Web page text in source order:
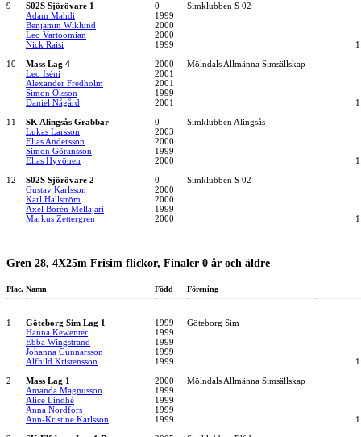
9
S02S Sjörövare 1 0
Simklubben S 02
Adam Mahdi
1999
Benjamin Wiklund
2000
Leo Vartoomian
2000
Nick Raisi
1999
10
Mass Lag 4 2000
Mölndals Allmänna Simsällskap
Leo Iséni
2001
Alexander Fredholm
2001
Simon Olsson
1999
Daniel Någård
2001
11
SK Alingsås Grabbar 0
Simklubben Alingsås
Lukas Larsson
2003
Elias Andersson
2000
Simon Göransson
1999
Elias Hyvönen
2000
12
S02S Sjörövare 2 0
Simklubben S 02
Gustav Karlsson
2000
Karl Hallström
2000
Axel Borén Mellajari
1999
Markus Zettergren
2000
Gren 28, 4X25m Frisim flickor, Finaler 0 år och äldre
Plac. Namn Född Förening
1 Göteborg Sim Lag 1 1999
Göteborg Sim
Hanna Kewenter
1999
Ebba Wingstrand
1999
Johanna Gunnarsson
1999
Alfhild Kristensson
1999
2
Mass Lag 1 2000
Mölndals Allmänna Simsällskap
Amanda Magnusson
1999
Alice Lindhé
1999
Anna Nordfors
1999
Ann-Kristine Karlsson
1999